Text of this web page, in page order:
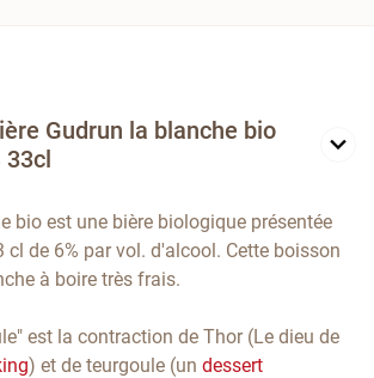
Gudrun la blanche bio
33cl
bio est une bière biologique présentée
cl de 6% par vol. d'alcool. Cette boisson
à boire très frais.
est la contraction de Thor (Le dieu de
) et de teurgoule (un dessert